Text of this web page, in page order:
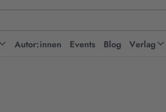
Autor:innen Events Blog Verlag